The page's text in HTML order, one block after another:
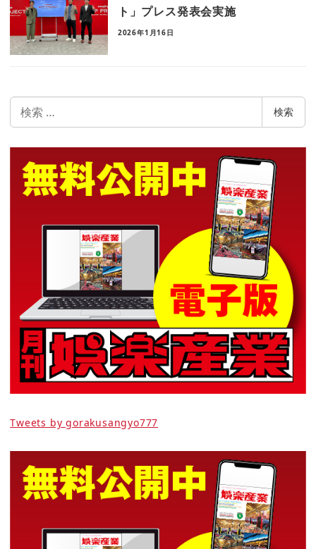
ト」プレス発表会実施
2026年1月16日
索
検索
Tweets by gorakusangyo777